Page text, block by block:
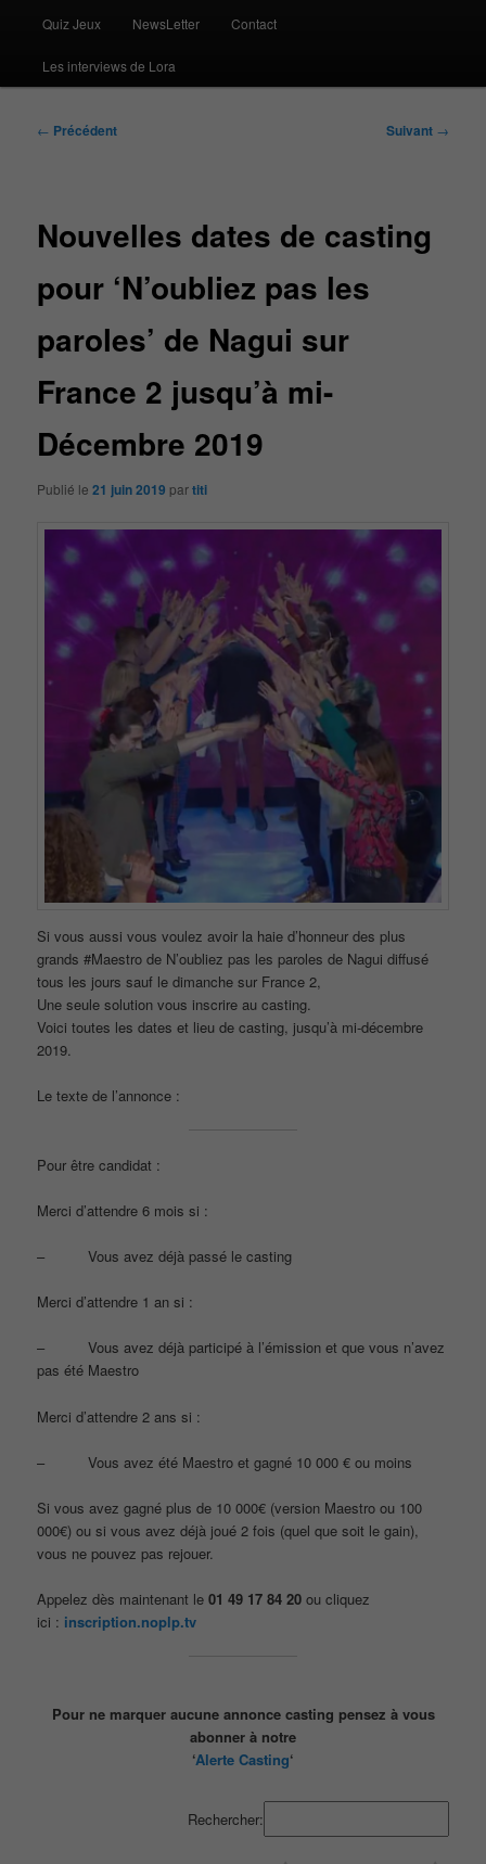
Quiz Jeux NewsLetter Contact
Les interviews de Lora
Navigation
← Précédent Suivant →
Nouvelles dates de casting
pour ‘N’oubliez pas les
paroles’ de Nagui sur
France 2 jusqu’à mi-
Décembre 2019
Publié le21 juin 2019 partiti
Si vous aussi vous voulez avoir la haie d’honneur des plus
grands #Maestro de N’oubliez pas les paroles de Nagui diffusé
tous les jours sauf le dimanche sur France 2,
Une seule solution vous inscrire au casting.
Voici toutes les dates et lieu de casting, jusqu’à mi-décembre
2019.
Le texte de l’annonce :
Pour être candidat :
Merci d’attendre 6 mois si :
– Vous avez déjà passé le casting
Merci d’attendre 1 an si :
– Vous avez déjà participé à l’émission et que vous n’avez
pas été Maestro
Merci d’attendre 2 ans si :
– Vous avez été Maestro et gagné 10 000 € ou moins
Si vous avez gagné plus de 10 000€ (version Maestro ou 100
000€) ou si vous avez déjà joué 2 fois (quel que soit le gain),
vous ne pouvez pas rejouer.
Appelez dès maintenant le01 49 17 84 20ou cliquez
ici : inscription.noplp.tv
Pour ne marquer aucune annonce casting pensez à vous
abonner à notre
‘Alerte Casting‘
Rechercher: